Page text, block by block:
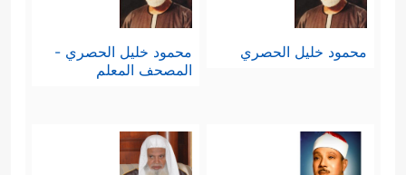
غُموض﴿قُل رَّبِّ إِمَّا تُرِیَنِّی مَا یُوعَدُونَ﴿٩٣﴾
فَلَا تَجۡعَلۡنِی فِی ٱلۡقَوۡمِ ٱلظَّـٰلِمِینَ﴿٩٤﴾
وَإِنَّا عَلَىٰۤ أَن
أَحۡسَنُ ٱلسَّیِّئَةَۚ نَحۡنُ أَعۡلَمُ بِمَا یَصِفُونَ﴿٩٦﴾
محمود خليل الحصري
محمود خليل الحصري -
المصحف المعلم